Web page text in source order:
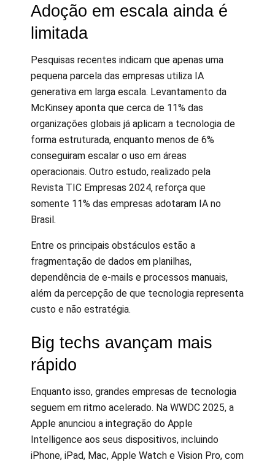
Adoção em escala ainda é
limitada
Pesquisas recentes indicam que apenas uma
pequena parcela das empresas utiliza IA
generativa em larga escala. Levantamento da
McKinsey aponta que cerca de 11% das
organizações globais já aplicam a tecnologia de
forma estruturada, enquanto menos de 6%
conseguiram escalar o uso em áreas
operacionais. Outro estudo, realizado pela
Revista TIC Empresas 2024, reforça que
somente 11% das empresas adotaram IA no
Brasil.
Entre os principais obstáculos estão a
fragmentação de dados em planilhas,
dependência de e-mails e processos manuais,
além da percepção de que tecnologia representa
custo e não estratégia.
Big techs avançam mais
rápido
Enquanto isso, grandes empresas de tecnologia
seguem em ritmo acelerado. Na WWDC 2025, a
Apple anunciou a integração do Apple
Intelligence aos seus dispositivos, incluindo
iPhone, iPad, Mac, Apple Watch e Vision Pro, com